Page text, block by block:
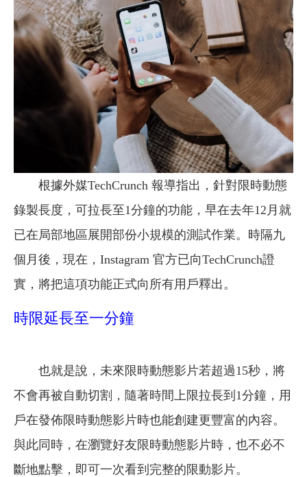
根據外媒TechCrunch 報導指出，針對限時動態
錄製長度，可拉長至1分鐘的功能，早在去年12月就
已在局部地區展開部份小規模的測試作業。時隔九
個月後，現在，Instagram 官方已向TechCrunch證
實，將把這項功能正式向所有用戶釋出。
時限延長至一分鐘
也就是說，未來限時動態影片若超過15秒，將
不會再被自動切割，隨著時間上限拉長到1分鐘，用
戶在發佈限時動態影片時也能創建更豐富的內容。
與此同時，在瀏覽好友限時動態影片時，也不必不
斷地點擊，即可一次看到完整的限動影片。